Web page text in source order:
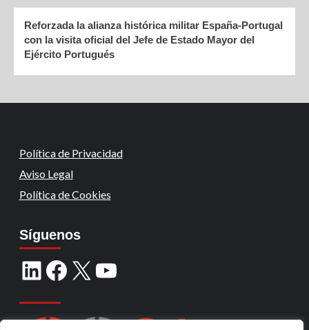
Reforzada la alianza histórica militar España-Portugal
con la visita oficial del Jefe de Estado Mayor del
Ejército Portugués
Política de Privacidad
Aviso Legal
Política de Cookies
Síguenos